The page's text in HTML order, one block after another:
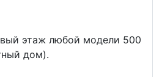
этаж любой модели 500
дом).